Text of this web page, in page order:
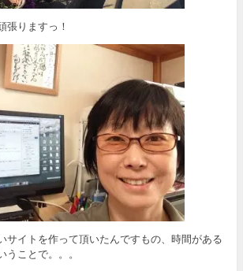
張りますっ！
サイトを作って頂いたんですもの、時間がある
ことで。。。